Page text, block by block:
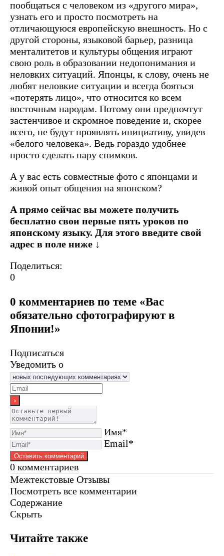
пообщаться с человеком из «другого мира»,
узнать его и просто посмотреть на
отличающуюся европейскую внешность. Но с
другой стороны, языковой барьер, разница
менталитетов и культуры общения играют
свою роль в образовании недопонимания и
неловких ситуаций. Японцы, к слову, очень не
любят неловкие ситуации и всегда бояться
«потерять лицо», что относится ко всем
восточным народам. Потому они предпочтут
застенчивое и скромное поведение и, скорее
всего, не будут проявлять инициативу, увидев
«белого человека». Ведь гораздо удобнее
просто сделать пару снимков.
А у вас есть совместные фото с японцами и
живой опыт общения на японском?
А прямо сейчас вы можете получить
бесплатно свои первые пять уроков по
японскому языку. Для этого введите свой
адрес в поле ниже ↓
Поделиться:
0
0 комментариев по теме «Вас
обязательно сфотографируют в
Японии!»
Подписаться
Уведомить о
Имя*
Email*
0 комментариев
Межтекстовые Отзывы
Посмотреть все комментарии
Содержание
Скрыть
Читайте также